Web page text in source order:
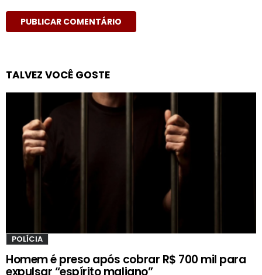
TALVEZ VOCÊ GOSTE
POLÍCIA
Homem é preso após cobrar R$ 700 mil para
expulsar “espírito maligno”